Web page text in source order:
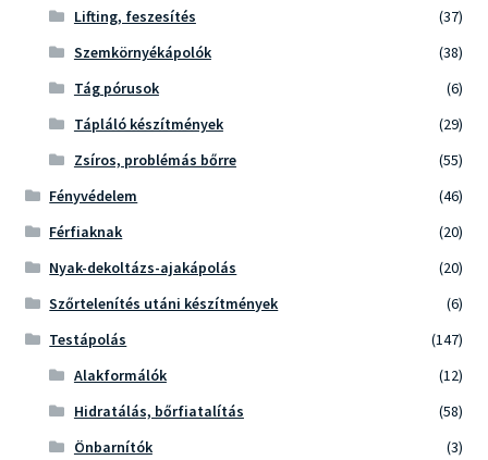
Lifting, feszesítés
(37)
Szemkörnyékápolók
(38)
Tág pórusok
(6)
Tápláló készítmények
(29)
Zsíros, problémás bőrre
(55)
Fényvédelem
(46)
Férfiaknak
(20)
Nyak-dekoltázs-ajakápolás
(20)
Szőrtelenítés utáni készítmények
(6)
Testápolás
(147)
Alakformálók
(12)
Hidratálás, bőrfiatalítás
(58)
Önbarnítók
(3)